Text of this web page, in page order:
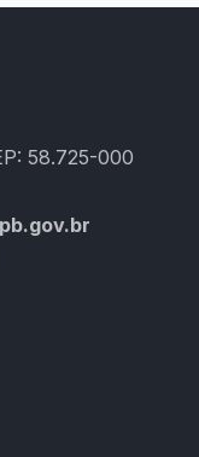
58.725-000